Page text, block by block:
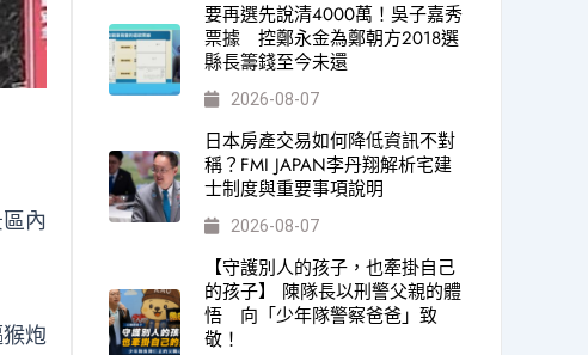
內
炮
要再選先說清4000萬！吳子嘉秀
票據 控鄭永金為鄭朝方2018選
縣長籌錢至今未還
2026-08-07
日本房產交易如何降低資訊不對
稱？FMI JAPAN李丹翔解析宅建
士制度與重要事項說明
2026-08-07
【守護別人的孩子，也牽掛自己
的孩子】 陳隊長以刑警父親的體
悟 向「少年隊警察爸爸」致
敬！